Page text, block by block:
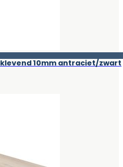
10mm antraciet/zwart